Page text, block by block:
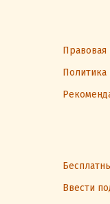
Политика
Ввести